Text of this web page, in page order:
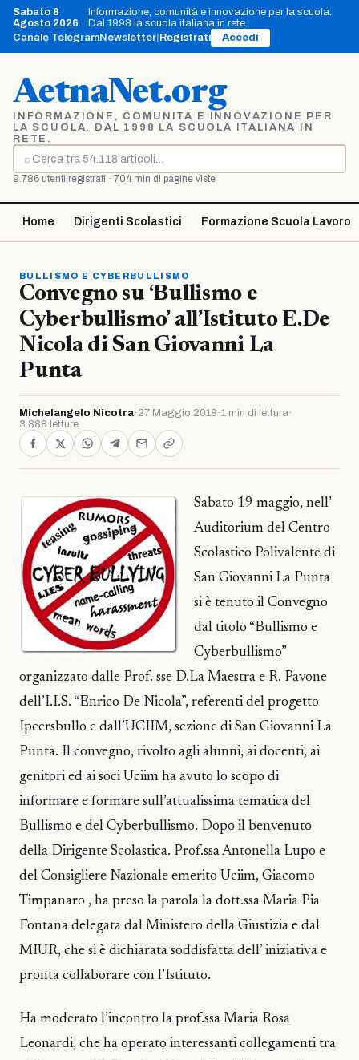
Vai
contenuto
Sabato 8
Agosto 2026
Informazione, comunità e innovazione per la scuola.
Dal 1998 la scuola italiana in rete.
Canale TelegramNewsletter Registrati Accedi
AetnaNet.org
INFORMAZIONE, COMUNITÀ E INNOVAZIONE PER
LA SCUOLA. DAL 1998 LA SCUOLA ITALIANA IN
RETE.
⌕
Cerca
9.786 utenti registrati · 704 mln di pagine viste
Home Dirigenti Scolastici Formazione Scuola Lavoro
BULLISMO E CYBERBULLISMO
Convegno su ‘Bullismo e
Cyberbullismo’ all’Istituto E.De
Nicola di San Giovanni La
Punta
Michelangelo Nicotra· 27 Maggio 2018 ·1 min di lettura·
3.888 letture
Sabato 19 maggio, nell’
Auditorium del Centro
Scolastico Polivalente di
San Giovanni La Punta
si è tenuto il Convegno
dal titolo “Bullismo e
Cyberbullismo”
organizzato dalle Prof. sse D.La Maestra e R. Pavone
dell’I.I.S. “Enrico De Nicola”, referenti del progetto
Ipeersbullo e dall’UCIIM, sezione di San Giovanni La
Punta. Il convegno, rivolto agli alunni, ai docenti, ai
genitori ed ai soci Uciim ha avuto lo scopo di
informare e formare sull’attualissima tematica del
Bullismo e del Cyberbullismo. Dopo il benvenuto
della Dirigente Scolastica. Prof.ssa Antonella Lupo e
del Consigliere Nazionale emerito Uciim, Giacomo
Timpanaro , ha preso la parola la dott.ssa Maria Pia
Fontana delegata dal Ministero della Giustizia e dal
MIUR, che si è dichiarata soddisfatta dell’ iniziativa e
pronta collaborare con l’Istituto.
Ha moderato l’incontro la prof.ssa Maria Rosa
Leonardi, che ha operato interessanti collegamenti tra